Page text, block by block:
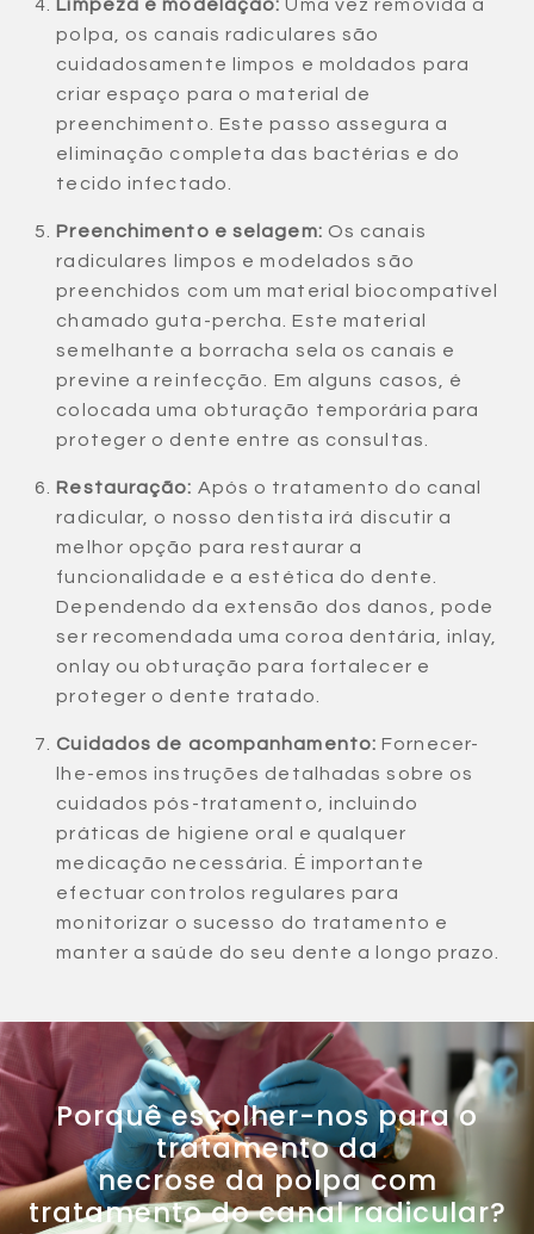
Limpeza e modelação: Uma vez removida a
polpa, os canais radiculares são
cuidadosamente limpos e moldados para
criar espaço para o material de
preenchimento. Este passo assegura a
eliminação completa das bactérias e do
tecido infectado.
Preenchimento e selagem: Os canais
radiculares limpos e modelados são
preenchidos com um material biocompatível
chamado guta-percha. Este material
semelhante a borracha sela os canais e
previne a reinfecção. Em alguns casos, é
colocada uma obturação temporária para
proteger o dente entre as consultas.
Restauração: Após o tratamento do canal
radicular, o nosso dentista irá discutir a
melhor opção para restaurar a
funcionalidade e a estética do dente.
Dependendo da extensão dos danos, pode
ser recomendada uma coroa dentária, inlay,
onlay ou obturação para fortalecer e
proteger o dente tratado.
Cuidados de acompanhamento: Fornecer-
lhe-emos instruções detalhadas sobre os
cuidados pós-tratamento, incluindo
práticas de higiene oral e qualquer
medicação necessária. É importante
efectuar controlos regulares para
monitorizar o sucesso do tratamento e
manter a saúde do seu dente a longo prazo.
Porquê escolher-nos para o
tratamento da
necrose da polpa com
tratamento do canal radicular?